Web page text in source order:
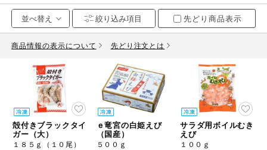
お気に入り注文
注文履歴注文
WEBカタログ
先着限定から探す
豆腐・納豆・
こんにゃく
冷蔵おかず
冷凍食品
ミールキット
など
カテゴリ
特価情報
アレルゲン情報
先どり商品表示
商品情報の表示について 先どり注文とは
殻付きブラックタイ
ガー（大）
１８５ｇ（１０尾）
ｅ竜宮の白姫えび
（国産）
５００ｇ
サラダ用ボイルむき
えび
１００ｇ